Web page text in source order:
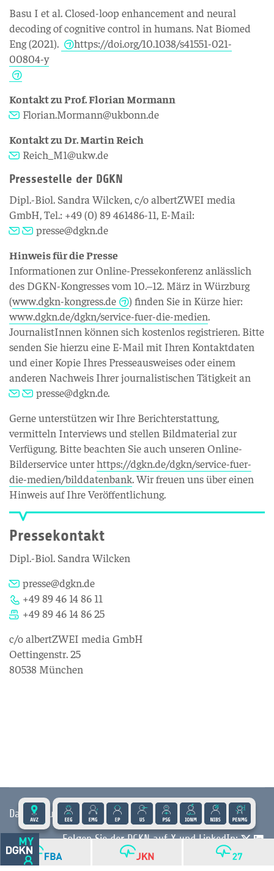
Basu I et al. Closed-loop enhancement and neural
decoding of cognitive control in humans. Nat Biomed
Eng (2021).
https://doi.org/10.1038/s41551-021-
00804-y
Kontakt zu Prof. Florian Mormann
Florian.Mormann@ukbonn.de
Kontakt zu Dr. Martin Reich
Reich_M1@ukw.de
Pressestelle der DGKN
Dipl.-Biol. Sandra Wilcken, c/o albertZWEI media
GmbH, Tel.: +49 (0) 89 461486-11, E-Mail:
presse@dgkn.de
Hinweis für die Presse
Informationen zur Online-Pressekonferenz anlässlich
des DGKN-Kongresses vom 10.–12. März in Würzburg
(www.dgkn-kongress.de
) finden Sie in Kürze hier:
www.dgkn.de/dgkn/service-fuer-die-medien.
JournalistInnen können sich kostenlos registrieren. Bitte
senden Sie hierzu eine E-Mail mit Ihren Kontaktdaten
und einer Kopie Ihres Presseausweises oder einem
anderen Nachweis Ihrer journalistischen Tätigkeit an
presse@dgkn.de.
Gerne unterstützen wir Ihre Berichterstattung,
vermitteln Interviews und stellen Bildmaterial zur
Verfügung. Bitte beachten Sie auch unseren Online-
Bilderservice unterhttps://dgkn.de/dgkn/service-fuer-
die-medien/bilddatenbank. Wir freuen uns über einen
Hinweis auf Ihre Veröffentlichung.
Pressekontakt
Dipl.-Biol. Sandra Wilcken
presse@dgkn.de
+49 89 46 14 86 11
+49 89 46 14 86 25
c/o albertZWEI media GmbH
Oettingenstr. 25
80538 München
Datenschutz |Impressum| Kontakt | Presse
Folgen Sie der DGKN auf X und LinkedIn:
© 2026 DGKN | Privacy by Design